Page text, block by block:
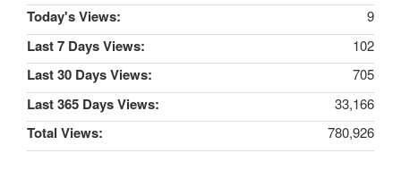
Today's Views: 9
Last 7 Days Views: 102
Last 30 Days Views: 705
Last 365 Days Views: 33,166
Total Views: 780,926